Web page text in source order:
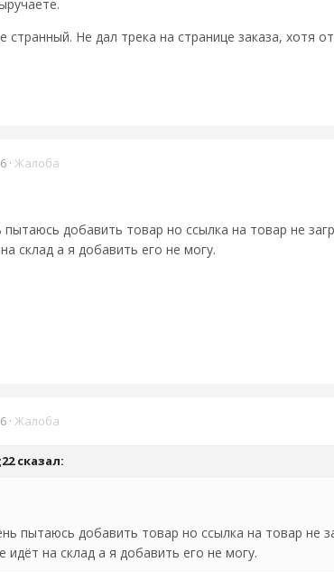
Не дал трека на странице заказа, хотя
· Жалоба
добавить товар но ссылка на товар не
склад а я добавить его не могу.
· Жалоба
сказал:
пытаюсь добавить товар но ссылка на товар не
идёт на склад а я добавить его не могу.